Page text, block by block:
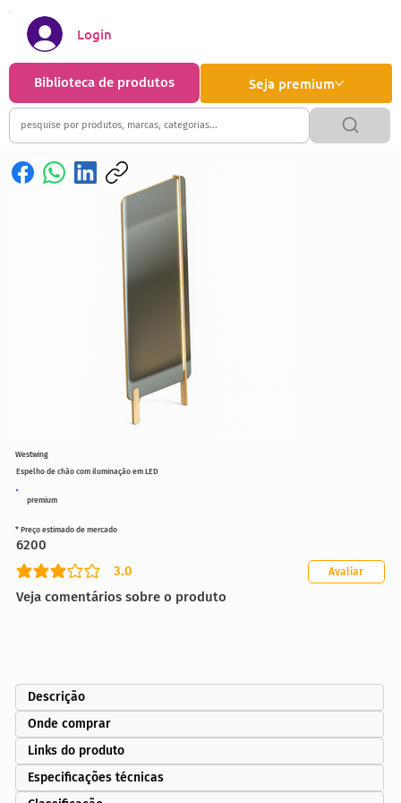
Seja premium
Biblioteca de produtos
Login
premium
Espelho de chão com iluminação em LED
3.0
classificação média é 3 de 5
Veja comentários sobre o produto
Avaliar
* Preço estimado de mercado
6200
Westwing
Descrição
Onde comprar
Links do produto
Especificações técnicas